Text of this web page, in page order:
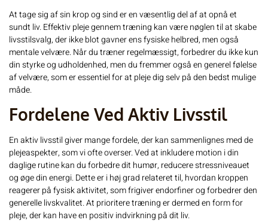
At tage sig af sin krop og sind er en væsentlig del af at opnå et
sundt liv. Effektiv pleje gennem træning kan være nøglen til at skabe
livsstilsvalg, der ikke blot gavner ens fysiske helbred, men også
mentale velvære. Når du træner regelmæssigt, forbedrer du ikke kun
din styrke og udholdenhed, men du fremmer også en generel følelse
af velvære, som er essentiel for at pleje dig selv på den bedst mulige
måde.
Fordelene Ved Aktiv Livsstil
En aktiv livsstil giver mange fordele, der kan sammenlignes med de
plejeaspekter, som vi ofte overser. Ved at inkludere motion i din
daglige rutine kan du forbedre dit humør, reducere stressniveauet
og øge din energi. Dette er i høj grad relateret til, hvordan kroppen
reagerer på fysisk aktivitet, som frigiver endorfiner og forbedrer den
generelle livskvalitet. At prioritere træning er dermed en form for
pleje, der kan have en positiv indvirkning på dit liv.